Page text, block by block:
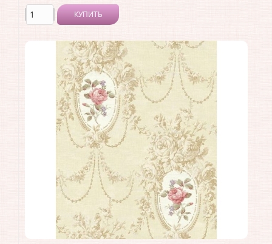
КУПИТЬ
Производитель:Architector
Коллекция:Vintage Charm
Длина рулона:10.05
Ширина рулона:0.53
Материал покрытия: Акриловое
США
Материал основы:Бумага
Раппорт:64